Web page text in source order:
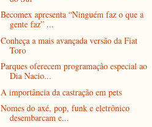
Becomex apresenta “Ninguém faz o que a
gente faz” ...
Conheça a mais avançada versão da Fiat
Toro
Parques oferecem programação especial ao
Dia Nacio...
A importância da castração em pets
Nomes do axé, pop, funk e eletrônico
desembarcam e...